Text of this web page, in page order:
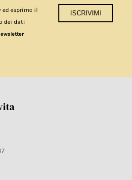
ed esprimo il
dei dati